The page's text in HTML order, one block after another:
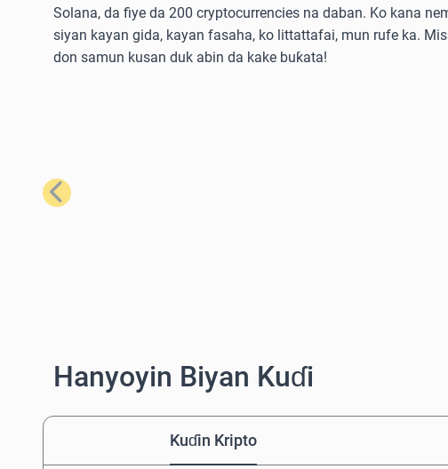
Solana, da fiye da 200 cryptocurrencies na daban. Ko kana
siyan kayan gida, kayan fasaha, ko littattafai, mun rufe ka.
don samun kusan duk abin da kake buƙata!
Na Baya
Hanyoyin Biyan Kuɗi
Kuɗin Kripto